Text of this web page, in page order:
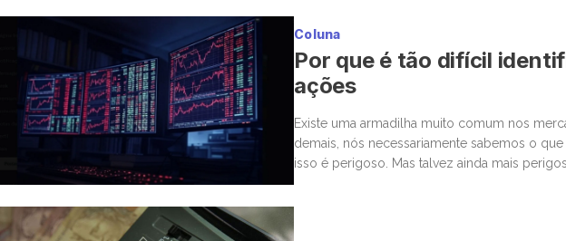
Coluna
Por que é tão difícil
ações
Existe uma armadilha muito comum nos
demais, nós necessariamente sabemos o
isso é perigoso. Mas talvez ainda mais